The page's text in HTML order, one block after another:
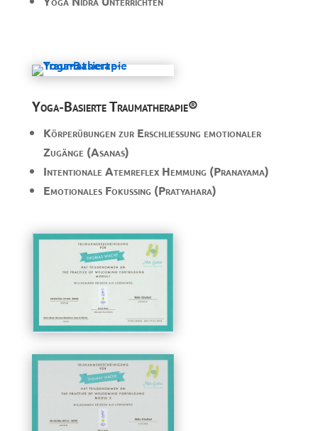
Yoga-Basierte Traumatherapie®
Körperübungen zur Erschließung emotionaler
Zugänge (Asanas)
Intentionale Atemreflex Hemmung (Pranayama)
Emotionales Fokussing (Pratyahara)